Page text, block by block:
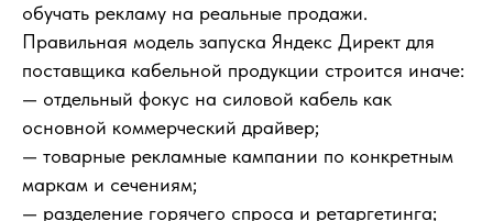
обучать рекламу на реальные продажи.
Правильная модель запуска Яндекс Директ для
поставщика кабельной продукции строится иначе:
— отдельный фокус на силовой кабель как
основной коммерческий драйвер;
— товарные рекламные кампании по конкретным
маркам и сечениям;
— разделение горячего спроса и ретаргетинга;